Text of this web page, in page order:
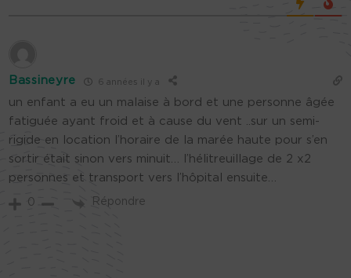
Bassineyre 6 années il y a
un enfant a eu un malaise à bord et une personne âgée
fatiguée ayant froid et à cause du vent ..sur un semi-
rigide en location l’horaire de la marée haute pour s’en
sortir était sinon vers minuit… l’hélitreuillage de 2 x2
personnes et transport vers l’hôpital ensuite…
0 Répondre